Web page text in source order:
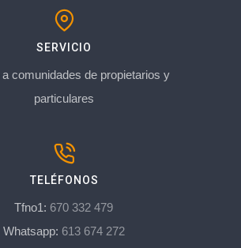
SERVICIO
comunidades de propietarios y
particulares
TELÉFONOS
Tfno1: 670 332 479
Whatsapp: 613 674 272